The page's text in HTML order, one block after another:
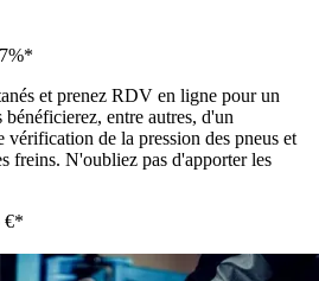
et prenez RDV en ligne pour un
entre autres, d'un
vérification de la pression des pneus et
freins. N'oubliez pas d'apporter les
€*